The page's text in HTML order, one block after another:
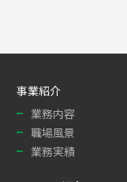
事業紹介
業務内容
職場風景
業務実績